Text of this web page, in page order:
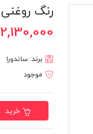
رنگ روغنی نیمه
2,130,000 تومان
برند: ساندورا
موجود
خرید